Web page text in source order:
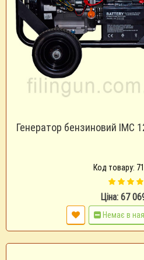
Генератор бензиновий IMC
Код товару:
Ціна: 67
Немає в